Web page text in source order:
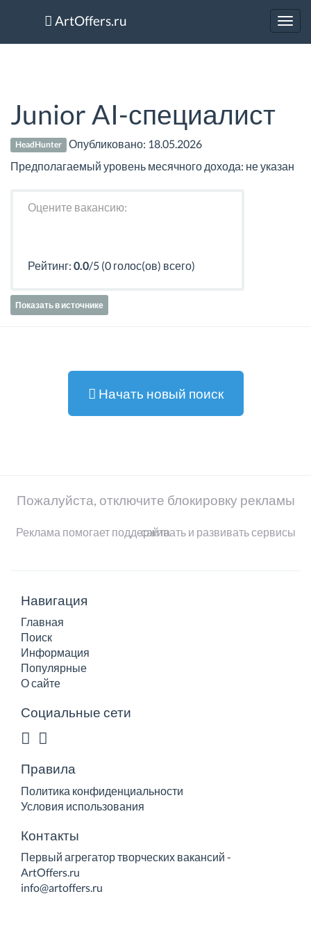
ArtOffers.ru
Junior AI-специалист
HeadHunter Опубликовано: 18.05.2026
Предполагаемый уровень месячного дохода: не указан
Оцените вакансию:
Рейтинг: 0.0/5 (0 голос(ов) всего)
Показать в источнике
Начать новый поиск
Пожалуйста, отключите блокировку рекламы
Реклама помогает поддерживать и развивать сервисы сайта
Навигация
Главная
Поиск
Информация
Популярные
О сайте
Социальные сети
Правила
Политика конфиденциальности
Условия использования
Контакты
Первый агрегатор творческих вакансий -
ArtOffers.ru
info@artoffers.ru